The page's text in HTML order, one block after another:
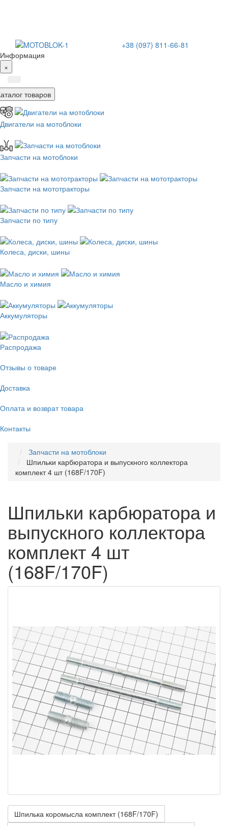
+38 (097) 811-66-81
Информация
×
товаров
Двигатели на мотоблоки
Запчасти на мотоблоки
Запчасти на мототракторы
Запчасти по типу
Колеса, диски, шины
Масло и химия
Аккумуляторы
Распродажа
Отзывы о товаре
Доставка
Оплата и возврат товара
Контакты
Запчасти на мотоблоки
Шпильки карбюратора и выпускного коллектора
комплект 4 шт (168F/170F)
Шпильки карбюратора и
выпускного коллектора
комплект 4 шт
(168F/170F)
Шпилька коромысла комплект (168F/170F)